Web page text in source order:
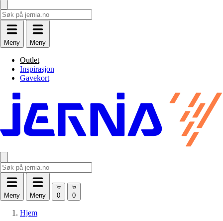
Meny Meny
Outlet
Inspirasjon
Gavekort
Meny Meny
Hjem